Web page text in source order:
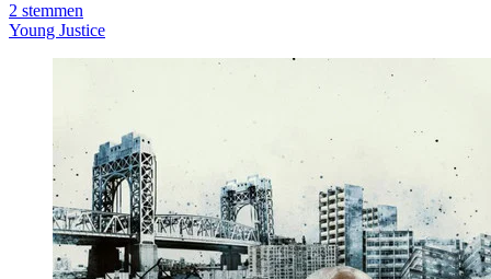
2 stemmen
Young Justice